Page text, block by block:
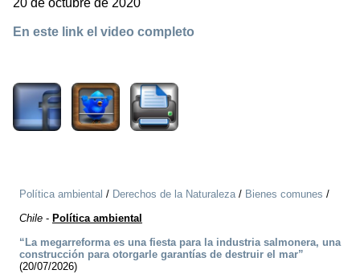
20 de octubre de 2020
En este link el video completo
Política ambiental / Derechos de la Naturaleza/ Bienes comunes /
Chile - Política ambiental
“La megarreforma es una fiesta para la industria salmonera, una
construcción para otorgarle garantías de destruir el mar”
(20/07/2026)